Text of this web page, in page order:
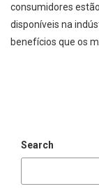
consumidores
disponíveis na
benefícios que os
Search